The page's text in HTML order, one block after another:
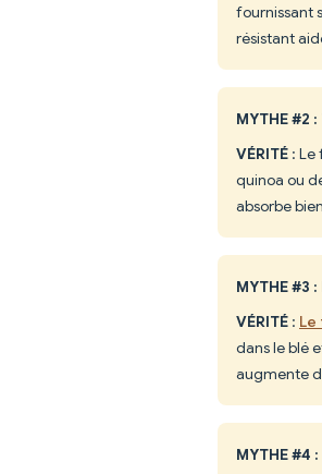
fournissant
résistant
MYTHE
VÉRITÉ : Le
quinoa ou
absorbe
MYTHE
VÉRITÉ :
dans le blé
augmente
MYTHE